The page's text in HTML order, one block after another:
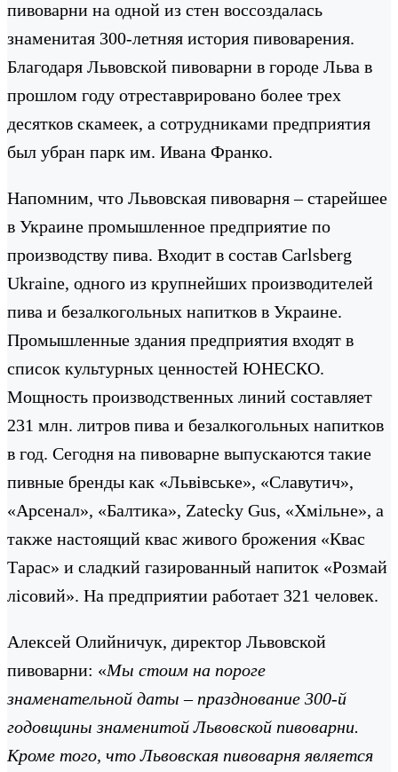
пивоварни на одной из стен воссоздалась
знаменитая 300-летняя история пивоварения.
Благодаря Львовской пивоварни в городе Льва в
прошлом году отреставрировано более трех
десятков скамеек, а сотрудниками предприятия
был убран парк им. Ивана Франко.
Напомним, что Львовская пивоварня – старейшее
в Украине промышленное предприятие по
производству пива. Входит в состав Carlsberg
Ukraine, одного из крупнейших производителей
пива и безалкогольных напитков в Украине.
Промышленные здания предприятия входят в
список культурных ценностей ЮНЕСКО.
Мощность производственных линий составляет
231 млн. литров пива и безалкогольных напитков
в год. Сегодня на пивоварне выпускаются такие
пивные бренды как «Львівське», «Славутич»,
«Арсенал», «Балтика», Zateсky Gus, «Хмільне», а
также настоящий квас живого брожения «Квас
Тарас» и сладкий газированный напиток «Розмай
лісовий». На предприятии работает 321 человек.
Алексей Олийничук, директор Львовской
пивоварни: «Мы стоим на пороге
знаменательной даты – празднование 300-й
годовщины знаменитой Львовской пивоварни.
Кроме того, что Львовская пивоварня является